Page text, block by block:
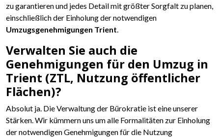
zu garantieren und jedes Detail mit größter Sorgfalt zu planen,
einschließlich der Einholung der notwendigen
Umzugsgenehmigungen Trient
Verwalten Sie auch die
Genehmigungen für den Umzug in
Trient (ZTL, Nutzung öffentlicher
Flächen)?
Absolut ja. Die Verwaltung der Bürokratie ist eine unserer
Stärken. Wir kümmern uns um alle Formalitäten zur Einholung
der notwendigen Genehmigungen für die Nutzung